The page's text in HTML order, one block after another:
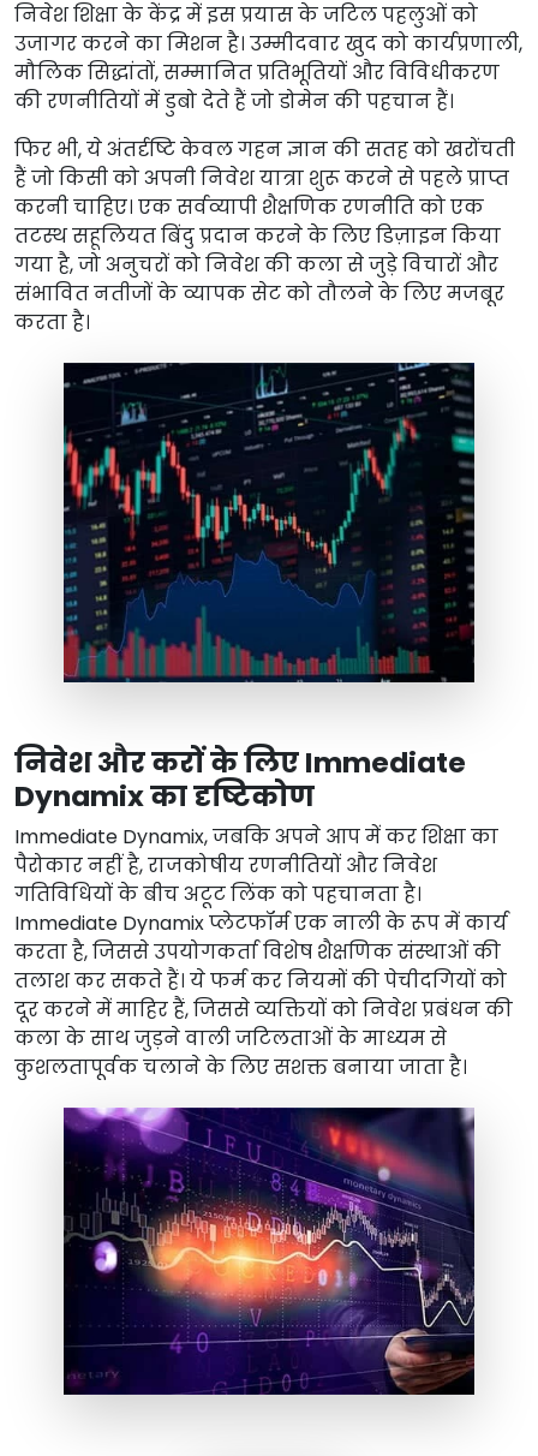
निवेश शिक्षा के केंद्र में इस प्रयास के जटिल पहलुओं को
उजागर करने का मिशन है। उम्मीदवार खुद को कार्यप्रणाली,
मौलिक सिद्धांतों, सम्मानित प्रतिभूतियों और विविधीकरण
की रणनीतियों में डुबो देते हैं जो डोमेन की पहचान हैं।
फिर भी, ये अंतर्दृष्टि केवल गहन ज्ञान की सतह को खरोंचती
हैं जो किसी को अपनी निवेश यात्रा शुरू करने से पहले प्राप्त
करनी चाहिए। एक सर्वव्यापी शैक्षणिक रणनीति को एक
तटस्थ सहूलियत बिंदु प्रदान करने के लिए डिज़ाइन किया
गया है, जो अनुचरों को निवेश की कला से जुड़े विचारों और
संभावित नतीजों के व्यापक सेट को तौलने के लिए मजबूर
करता है।
निवेश और करों के लिए Immediate
Dynamix का दृष्टिकोण
Immediate Dynamix, जबकि अपने आप में कर शिक्षा का
पैरोकार नहीं है, राजकोषीय रणनीतियों और निवेश
गतिविधियों के बीच अटूट लिंक को पहचानता है।
Immediate Dynamix प्लेटफॉर्म एक नाली के रूप में कार्य
करता है, जिससे उपयोगकर्ता विशेष शैक्षणिक संस्थाओं की
तलाश कर सकते हैं। ये फर्म कर नियमों की पेचीदगियों को
दूर करने में माहिर हैं, जिससे व्यक्तियों को निवेश प्रबंधन की
कला के साथ जुड़ने वाली जटिलताओं के माध्यम से
कुशलतापूर्वक चलाने के लिए सशक्त बनाया जाता है।